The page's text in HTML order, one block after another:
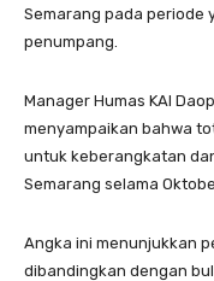
Semarang pada periode
penumpang.
Manager Humas KAI
menyampaikan bahwa
untuk keberangkatan
Semarang selama
Angka ini menunjukkan
dibandingkan dengan